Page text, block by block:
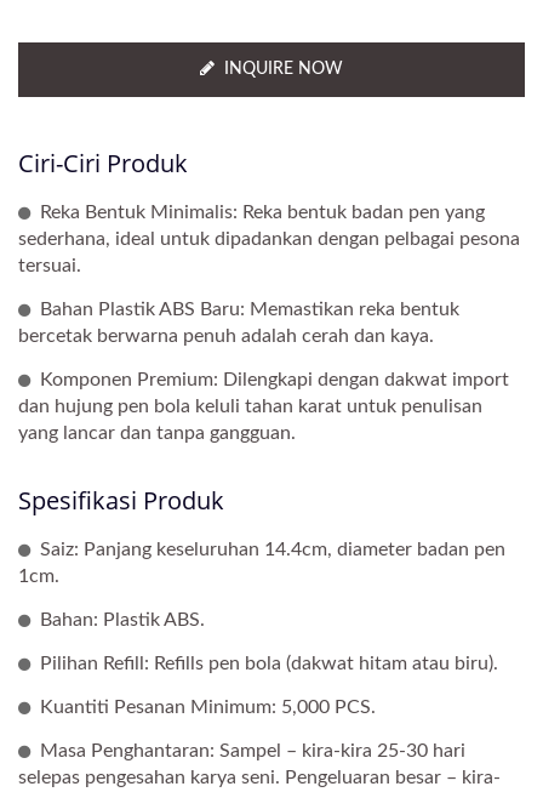
INQUIRE NOW
Ciri-Ciri Produk
Reka Bentuk Minimalis: Reka bentuk badan pen yang
sederhana, ideal untuk dipadankan dengan pelbagai pesona
tersuai.
Bahan Plastik ABS Baru: Memastikan reka bentuk
bercetak berwarna penuh adalah cerah dan kaya.
Komponen Premium: Dilengkapi dengan dakwat import
dan hujung pen bola keluli tahan karat untuk penulisan
yang lancar dan tanpa gangguan.
Spesifikasi Produk
Saiz: Panjang keseluruhan 14.4cm, diameter badan pen
1cm.
Bahan: Plastik ABS.
Pilihan Refill: Refills pen bola (dakwat hitam atau biru).
Kuantiti Pesanan Minimum: 5,000 PCS.
Masa Penghantaran: Sampel – kira-kira 25-30 hari
selepas pengesahan karya seni. Pengeluaran besar – kira-